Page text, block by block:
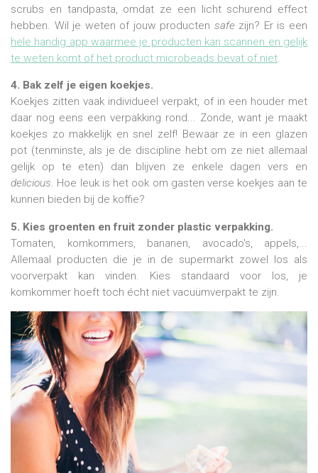
scrubs en tandpasta, omdat ze een licht schurend effect
hebben. Wil je weten of jouw producten safe zijn? Er is een
hele handig app waarmee je producten kan scannen en gelijk
te weten komt of het product microbeads bevat of niet.
4. Bak zelf je eigen koekjes.
Koekjes zitten vaak individueel verpakt, of in een houder met
daar nog eens een verpakking rond... Zonde, want je maakt
koekjes zo makkelijk en snel zelf! Bewaar ze in een glazen
pot (tenminste, als je de discipline hebt om ze niet allemaal
gelijk op te eten) dan blijven ze enkele dagen vers en
delicious. Hoe leuk is het ook om gasten verse koekjes aan te
kunnen bieden bij de koffie?
5. Kies groenten en fruit zonder plastic verpakking.
Tomaten, komkommers, bananen, avocado's, appels,...
Allemaal producten die je in de supermarkt zowel los als
voorverpakt kan vinden. Kies standaard voor los, je
komkommer hoeft toch écht niet vacuümverpakt te zijn.